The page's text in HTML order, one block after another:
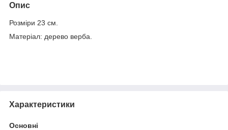
Опис
Розміри 23 см.
Матеріал: дерево верба.
Характеристики
Основні